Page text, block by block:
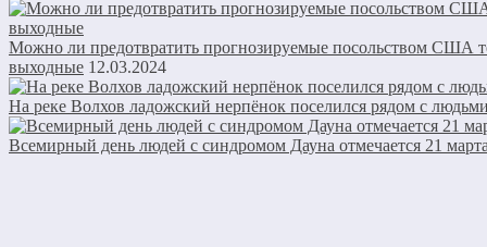
Можно ли предотвратить прогнозируемые посольством США
выходные 12.03.2024
На реке Волхов ладожский нерпёнок поселился рядом с
Всемирный день людей с синдромом Дауна отмечается 21